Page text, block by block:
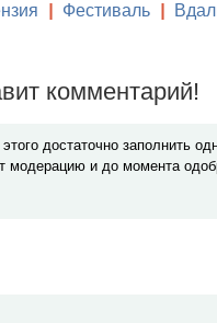
Фестиваль
комментарий!
достаточно заполнить
модерацию и до момента